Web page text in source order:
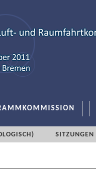
SITZUNGEN